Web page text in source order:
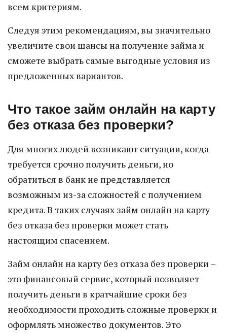
всем критериям.
Следуя этим рекомендациям, вы значительно
увеличите свои шансы на получение займа и
сможете выбрать самые выгодные условия из
предложенных вариантов.
Что такое займ онлайн на карту
без отказа без проверки?
Для многих людей возникают ситуации, когда
требуется срочно получить деньги, но
обратиться в банк не представляется
возможным из-за сложностей с получением
кредита. В таких случаях займ онлайн на карту
без отказа без проверки может стать
настоящим спасением.
Займ онлайн на карту без отказа без проверки –
это финансовый сервис, который позволяет
получить деньги в кратчайшие сроки без
необходимости проходить сложные проверки и
оформлять множество документов. Это